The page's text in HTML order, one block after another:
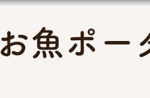
お魚ポー